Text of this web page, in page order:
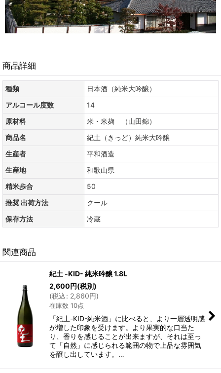
商品詳細
種類
日本酒（純米大吟醸）
アルコール度数
14
原材料
米・米麹 （山田錦）
商品名
紀土（きっど）純米大吟醸
生産者
平和酒造
生産地
和歌山県
精米歩合
50
推奨 出荷方法
クール
保存方法
冷蔵
関連商品
紀土 -KID- 純米吟醸 1.8L
2,600円(税別)
(税込: 2,860円)
在庫数 10点
「紀土-KID-純米酒」に比べると、より一層透明感
が増した印象を受けます。より果実的な口当た
り、香りを感じることが出来ますが、それは至っ
て「自然」に感じられる範囲の物で上品な雰囲気
を醸し出しています。…